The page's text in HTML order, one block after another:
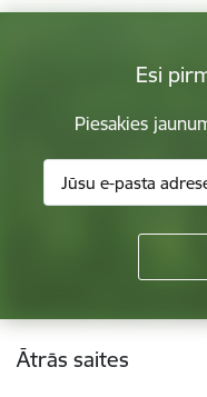
Esi
Piesakies
Kājene
Ātrās saites